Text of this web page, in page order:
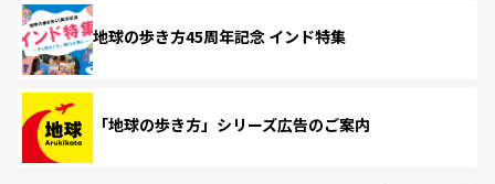
地球の歩き方45周年記念 インド特集
「地球の歩き方」シリーズ広告のご案内